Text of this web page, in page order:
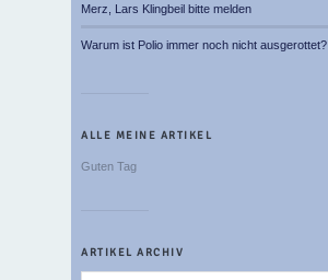
Merz, Lars Klingbeil bitte melden
Warum ist Polio immer noch nicht ausgerottet?
ALLE MEINE ARTIKEL
Guten Tag
ARTIKEL ARCHIV